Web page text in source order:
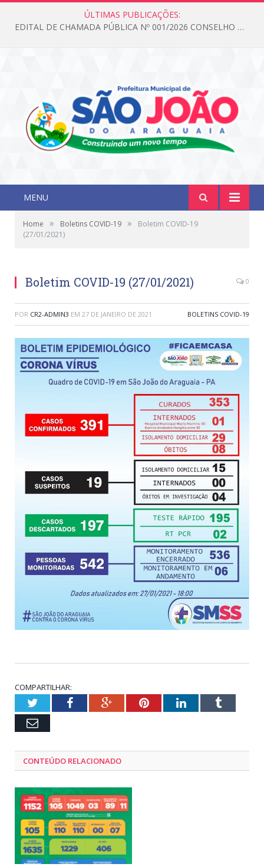
ÚLTIMAS PUBLICAÇÕES:
EDITAL DE CHAMADA PÚBLICA Nº 001/2026 CONSELHO DOS DIREITOS DA CRIANÇA E DO ADOLESCENTE
MENU
Home » Boletins COVID-19 »
Boletim COVID-19
(27/01/2021)
Boletim COVID-19 (27/01/2021) 0
POR CR2-ADMIN3 EM 27 DE JANEIRO DE 2021 BOLETINS COVID-19
COMPARTILHAR:
TwitterFacebookGoogle+PinterestLinkedInTumblr
Email
CONTEÚDO RELACIONADO